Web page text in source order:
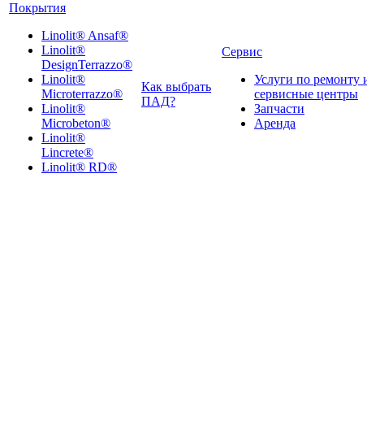
Покрытия
Linolit® Ansaf®
Linolit®
DesignTerrazzo®
Linolit®
Microterrazzo®
Linolit®
Microbeton®
Linolit®
Lincrete®
Linolit® RD®
Как выбрать
ПАД?
Сервис
Услуги по ремонту
сервисные центры
Запчасти
Аренда